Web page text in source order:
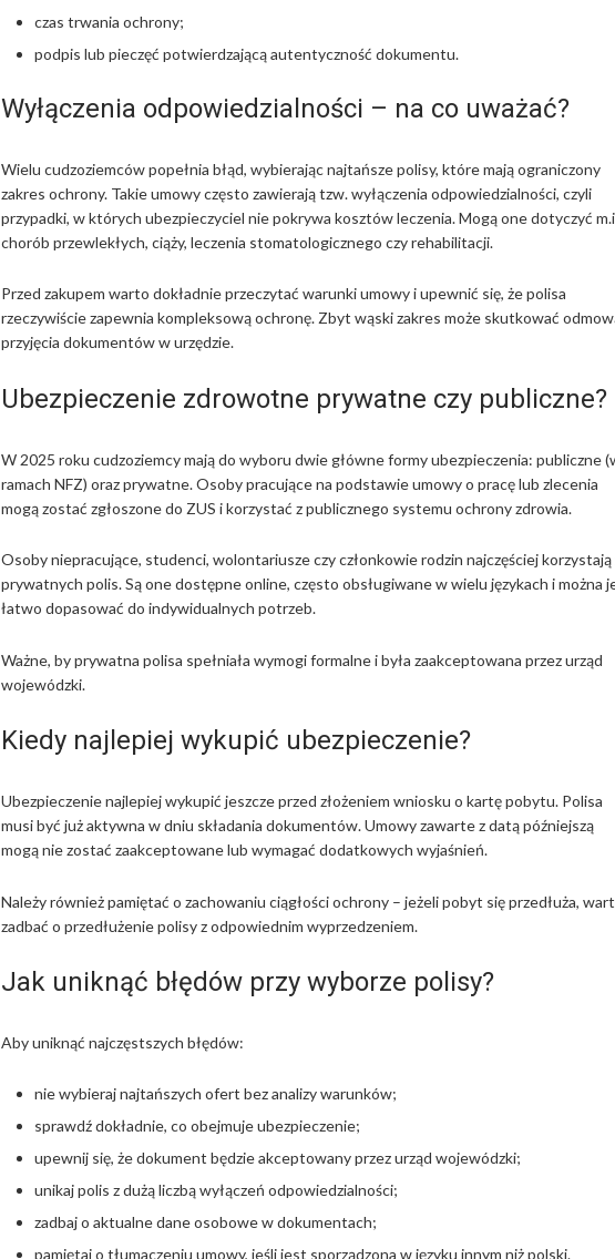
czas trwania ochrony;
podpis lub pieczęć potwierdzającą autentyczność dokumentu.
Wyłączenia odpowiedzialności – na co uważać?
Wielu cudzoziemców popełnia błąd, wybierając najtańsze polisy, które mają ograniczony
zakres ochrony. Takie umowy często zawierają tzw. wyłączenia odpowiedzialności, czyli
przypadki, w których ubezpieczyciel nie pokrywa kosztów leczenia. Mogą one dotyczyć
chorób przewlekłych, ciąży, leczenia stomatologicznego czy rehabilitacji.
Przed zakupem warto dokładnie przeczytać warunki umowy i upewnić się, że polisa
rzeczywiście zapewnia kompleksową ochronę. Zbyt wąski zakres może skutkować
przyjęcia dokumentów w urzędzie.
Ubezpieczenie zdrowotne prywatne czy publiczne?
W 2025 roku cudzoziemcy mają do wyboru dwie główne formy ubezpieczenia: publiczne
ramach NFZ) oraz prywatne. Osoby pracujące na podstawie umowy o pracę lub zlecenia
mogą zostać zgłoszone do ZUS i korzystać z publicznego systemu ochrony zdrowia.
Osoby niepracujące, studenci, wolontariusze czy członkowie rodzin najczęściej korzystają
prywatnych polis. Są one dostępne online, często obsługiwane w wielu językach i można
łatwo dopasować do indywidualnych potrzeb.
Ważne, by prywatna polisa spełniała wymogi formalne i była zaakceptowana przez urząd
wojewódzki.
Kiedy najlepiej wykupić ubezpieczenie?
Ubezpieczenie najlepiej wykupić jeszcze przed złożeniem wniosku o kartę pobytu. Polisa
musi być już aktywna w dniu składania dokumentów. Umowy zawarte z datą późniejszą
mogą nie zostać zaakceptowane lub wymagać dodatkowych wyjaśnień.
Należy również pamiętać o zachowaniu ciągłości ochrony – jeżeli pobyt się przedłuża,
zadbać o przedłużenie polisy z odpowiednim wyprzedzeniem.
Jak uniknąć błędów przy wyborze polisy?
Aby uniknąć najczęstszych błędów:
nie wybieraj najtańszych ofert bez analizy warunków;
sprawdź dokładnie, co obejmuje ubezpieczenie;
upewnij się, że dokument będzie akceptowany przez urząd wojewódzki;
unikaj polis z dużą liczbą wyłączeń odpowiedzialności;
zadbaj o aktualne dane osobowe w dokumentach;
pamiętaj o tłumaczeniu umowy, jeśli jest sporządzona w języku innym niż polski.